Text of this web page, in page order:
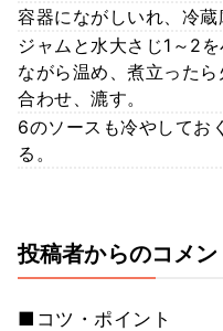
容器にながしいれ、冷蔵
ジャムと水大さじ1～2
ながら温め、煮立った
合わせ、漉す。
6のソースも冷やしてお
る。
投稿者からのコメン
■コツ・ポイント